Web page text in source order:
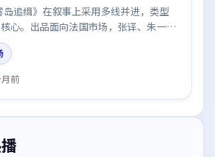
追缉》在叙事上采用多线并进，类型
心。出品面向法国市场，张译、朱一
角色推动关键反转，结尾留白引发讨
前